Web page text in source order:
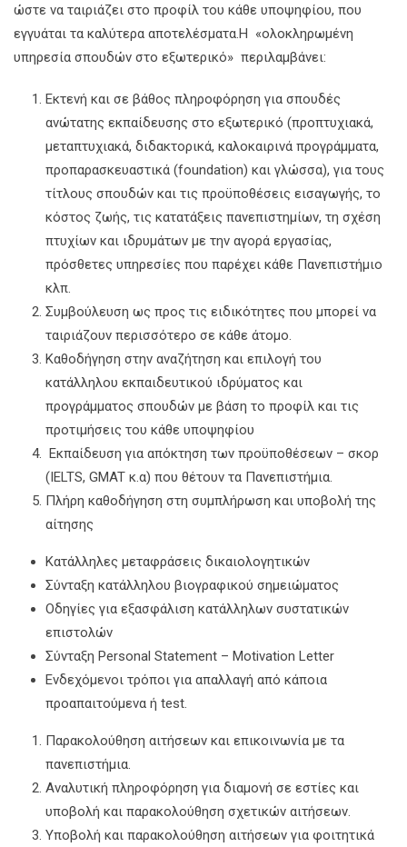
ώστε να ταιριάζει στο προφίλ του κάθε υποψηφίου, που
εγγυάται τα καλύτερα αποτελέσματα.Η «ολοκληρωμένη
υπηρεσία σπουδών στο εξωτερικό» περιλαμβάνει:
Εκτενή και σε βάθος πληροφόρηση για σπουδές
ανώτατης εκπαίδευσης στο εξωτερικό (προπτυχιακά,
μεταπτυχιακά, διδακτορικά, καλοκαιρινά προγράμματα,
προπαρασκευαστικά (foundation) και γλώσσα), για τους
τίτλους σπουδών και τις προϋποθέσεις εισαγωγής, το
κόστος ζωής, τις κατατάξεις πανεπιστημίων, τη σχέση
πτυχίων και ιδρυμάτων με την αγορά εργασίας,
πρόσθετες υπηρεσίες που παρέχει κάθε Πανεπιστήμιο
κλπ.
Συμβούλευση ως προς τις ειδικότητες που μπορεί να
ταιριάζουν περισσότερο σε κάθε άτομο.
Καθοδήγηση στην αναζήτηση και επιλογή του
κατάλληλου εκπαιδευτικού ιδρύματος και
προγράμματος σπουδών με βάση το προφίλ και τις
προτιμήσεις του κάθε υποψηφίου
Εκπαίδευση για απόκτηση των προϋποθέσεων – σκορ
(IELTS, GMAT κ.α) που θέτουν τα Πανεπιστήμια.
Πλήρη καθοδήγηση στη συμπλήρωση και υποβολή της
αίτησης
Κατάλληλες μεταφράσεις δικαιολογητικών
Σύνταξη κατάλληλου βιογραφικού σημειώματος
Οδηγίες για εξασφάλιση κατάλληλων συστατικών
επιστολών
Σύνταξη Personal Statement – Motivation Letter
Ενδεχόμενοι τρόποι για απαλλαγή από κάποια
προαπαιτούμενα ή test.
Παρακολούθηση αιτήσεων και επικοινωνία με τα
πανεπιστήμια.
Αναλυτική πληροφόρηση για διαμονή σε εστίες και
υποβολή και παρακολούθηση σχετικών αιτήσεων.
Υποβολή και παρακολούθηση αιτήσεων για φοιτητικά